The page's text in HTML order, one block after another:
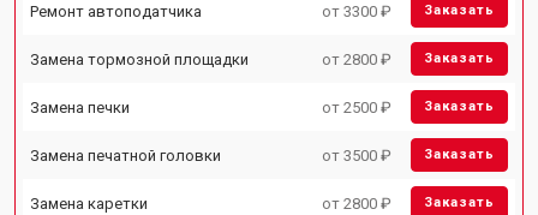
Ремонт автоподатчика от 3300 ₽ Заказать
Замена тормозной площадки от 2800 ₽ Заказать
Замена печки от 2500 ₽ Заказать
Замена печатной головки от 3500 ₽ Заказать
Замена каретки от 2800 ₽ Заказать